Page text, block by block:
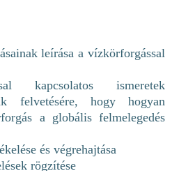
leírása a vízkörforgással
kapcsolatos ismeretek
felvetésére, hogy hogyan
a globális felmelegedés
és végrehajtása
rögzítése